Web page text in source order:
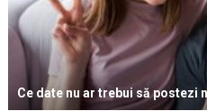
Ce date nu ar trebui să postezi